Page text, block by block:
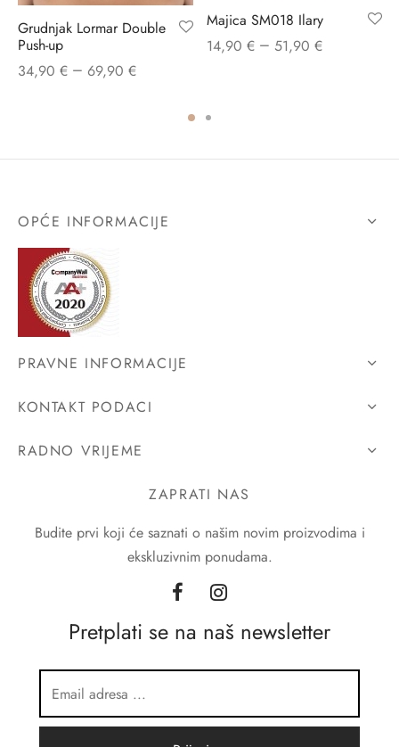
Grudnjak Lormar Double
Push-up
34,90 € – 69,90 €
Majica SM018 Ilary
14,90 € – 51,90 €
OPĆE INFORMACIJE
PRAVNE INFORMACIJE
KONTAKT PODACI
RADNO VRIJEME
ZAPRATI NAS
Budite prvi koji će saznati o našim novim proizvodima i
ekskluzivnim ponudama.
Pretplati se na naš newsletter